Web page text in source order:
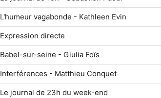
L'humeur vagabonde - Kathleen Evin
Expression directe
Babel-sur-seine - Giulia Foïs
Interférences - Matthieu Conquet
Le journal de 23h du week-end